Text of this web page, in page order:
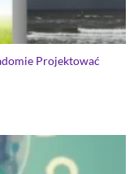
Projektować